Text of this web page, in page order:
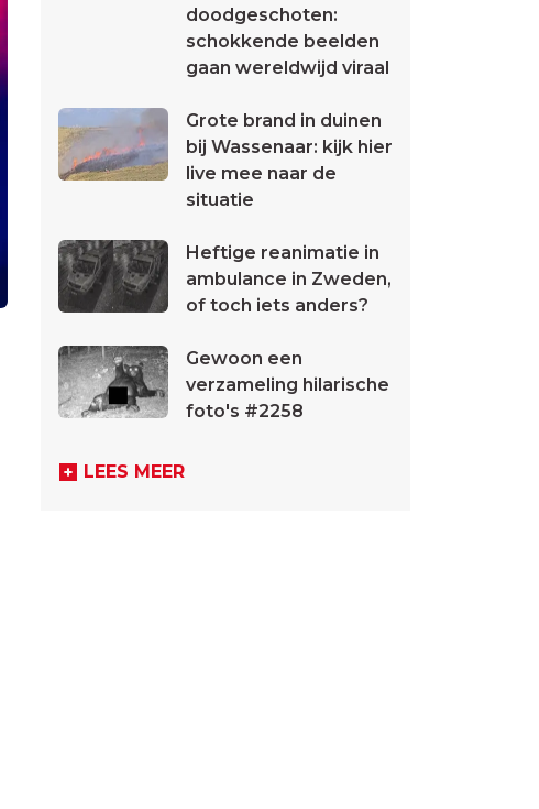
doodgeschoten:
schokkende beelden
gaan wereldwijd viraal
Grote brand in duinen
bij Wassenaar: kijk hier
live mee naar de
situatie
Heftige reanimatie in
ambulance in Zweden,
of toch iets anders?
Gewoon een
verzameling hilarische
foto's #2258
LEES MEER